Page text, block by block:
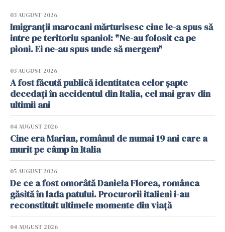
03 AUGUST 2026
Imigranții marocani mărturisesc cine le-a spus să
intre pe teritoriu spaniol: "Ne-au folosit ca pe
pioni. Ei ne-au spus unde să mergem"
03 AUGUST 2026
A fost făcută publică identitatea celor șapte
decedați în accidentul din Italia, cel mai grav din
ultimii ani
04 AUGUST 2026
Cine era Marian, românul de numai 19 ani care a
murit pe câmp în Italia
05 AUGUST 2026
De ce a fost omorâtă Daniela Florea, românca
găsită în lada patului. Procurorii italieni i-au
reconstituit ultimele momente din viață
04 AUGUST 2026